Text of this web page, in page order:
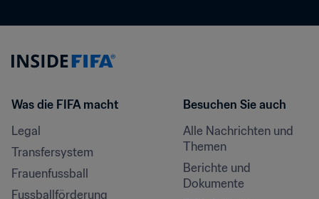
Was die FIFA macht
Legal
Transfersystem
Frauenfussball
Fussballförderung
Besuchen Sie auch
Alle Nachrichten und
Themen
Berichte und
Dokumente